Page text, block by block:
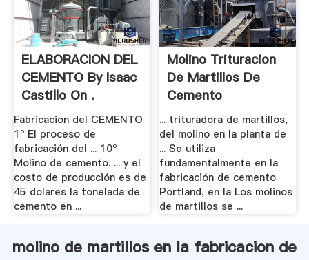
ELABORACION DEL
CEMENTO By Isaac
Castillo On .
Fabricacion del CEMENTO
1º El proceso de
fabricación del ... 10º
Molino de cemento. ... y el
costo de producción es de
45 dolares la tonelada de
cemento en ...
Molino Trituracion
De Martillos De
Cemento
... trituradora de martillos,
del molino en la planta de
... Se utiliza
fundamentalmente en la
fabricación de cemento
Portland, en la Los molinos
de martillos se ...
molino de martillos en la fabricacion de